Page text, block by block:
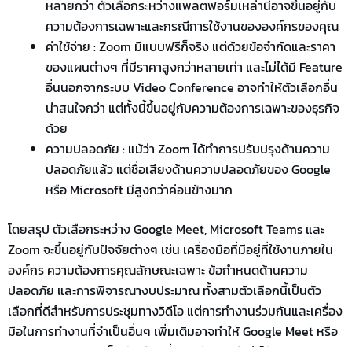
หลายกว่า ตัวเลือกระหว่างแพลตฟอร์มเหล่านี้อาจขึ้นอยู่กับ
ความต้องการเฉพาะและกรณีการใช้งานขององค์กรของคุณ
ค่าใช้จ่าย : Zoom มีแบบฟรีก็จริง แต่ด้วยข้อจำกัดและราคา
ของแผนต่างๆ ที่มีราคาสูงกว่าหลายเท่า และไม่ได้มี Feature
อื่นนอกจากระบบ Video Conference อาจทำให้ตัวเลือกอื่น
น่าสนใจกว่า แต่ทั้งนี้ขึ้นอยู่กับความต้องการเฉพาะของธุรกิจ
ด้วย
ความปลอดภัย : แม้ว่า Zoomได้ทำการปรับปรุงด้านความ
ปลอดภัยแล้ว แต่ชื่อเสียงด้านความปลอดภัยของGoogle
หรือ Microsoft มีสูงกว่าค่อนข้างมาก
โดยสรุป ตัวเลือกระหว่างGoogle Meet, Microsoft Teams และ
Zoom จะขึ้นอยู่กับปัจจัยต่างๆ เช่น เครื่องมือที่มีอยู่ที่ใช้งานภายใน
องค์กร ความต้องการคุณลักษณะเฉพาะ ข้อกำหนดด้านความ
ปลอดภัย และการพิจารณางบประมาณ ทั้งสามตัวเลือกนี้เป็นตัว
เลือกที่ดีสำหรับการประชุมทางวิดีโอ แต่การทำงานร่วมกันและเครื่อง
มือในการทำงานที่จำเป็นอื่นๆ เพิ่มเติมอาจทำให้Google Meet หรือ